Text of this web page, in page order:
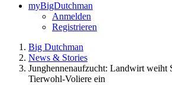
myBigDutchman
Anmelden
Registrieren
Big Dutchman
News & Stories
Junghennenaufzucht: Landwirt weiht
Tierwohl-Voliere ein